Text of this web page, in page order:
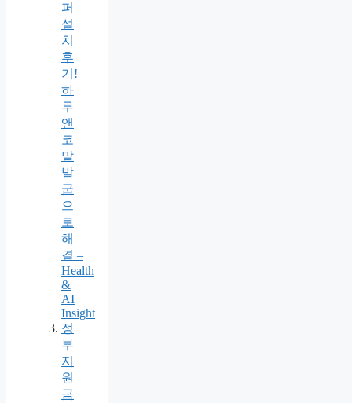
퍼
설
치
후
기!
하
루
앤
코
말
발
굽
으
로
해
결 –
Health
&
AI
Insight
정
부
지
원
금